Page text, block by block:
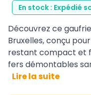
En stock : Expédié
Découvrez ce
Bruxelles, conçu
restant compact et
fers démontables
Lire la suite